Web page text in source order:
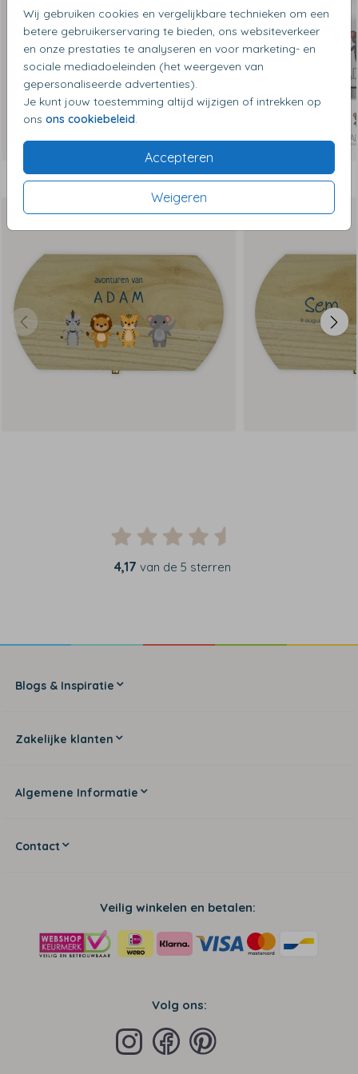
Wij gebruiken cookies en vergelijkbare technieken om een
betere gebruikerservaring te bieden, ons websiteverkeer
en onze prestaties te analyseren en voor marketing- en
sociale mediadoeleinden (het weergeven van
gepersonaliseerde advertenties).
Je kunt jouw toestemming altijd wijzigen of intrekken op
ons ons cookiebeleid
Accepteren
Weigeren
Dit vind je misschien ook leuk
4,17 van de 5 sterren
Blogs & Inspiratie
Zakelijke klanten
Algemene Informatie
Contact
Veilig winkelen en betalen:
Volg ons: